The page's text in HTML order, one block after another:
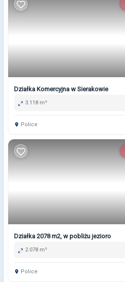
Działka Komercyjna w Sierakowie
3.118 m²
Police
Działka 2078 m2, w pobliżu jezioro
2.078 m²
Police